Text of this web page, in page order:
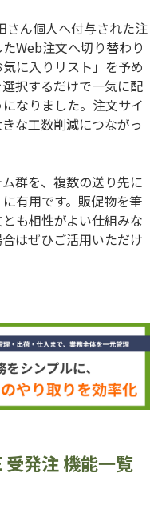
さん個人へ付与された注
Web注文へ切り替わり
に入りリスト」を予め
択するだけで一気に配
なりました。注文サイ
な工数削減につながっ
群を、複数の送り先に
有用です。販促物を筆
も相性がよい仕組みな
はぜひご活用いただけ
受発注 機能一覧